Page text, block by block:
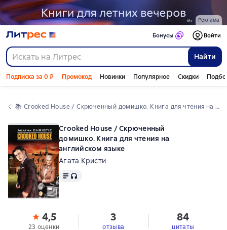
Реклама
Найти
Бонусы Войти
Подписка за 0 ₽ Промокод Новинки Популярное Скидки
📚 Crooked House / Скрюченный домишко. Книга для чтения на английском языке
Crooked House / Скрюченный
домишко. Книга для чтения на
английском языке
Агата Кристи
Текст, доступен аудиоформат
4,5
23 оценки
3
отзыва
84
цитаты